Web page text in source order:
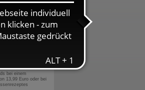
drucken
bei einem
13,99 Euro oder bei